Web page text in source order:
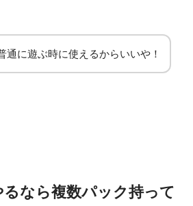
通に遊ぶ時に使えるからいいや！
なら複数パック持って